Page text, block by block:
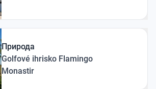
Природа
Golfové ihrisko Flamingo
Monastir